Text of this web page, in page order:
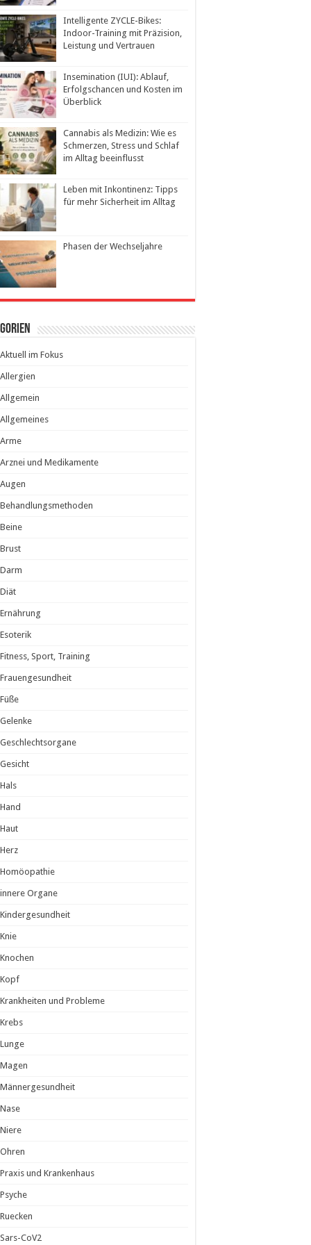
Intelligente ZYCLE-Bikes:
Indoor-Training mit Präzision,
Leistung und Vertrauen
Insemination (IUI): Ablauf,
Erfolgschancen und Kosten im
Überblick
Cannabis als Medizin: Wie es
Schmerzen, Stress und Schlaf
im Alltag beeinflusst
Leben mit Inkontinenz: Tipps
für mehr Sicherheit im Alltag
Phasen der Wechseljahre
Aktuell im Fokus
Allergien
Allgemein
Allgemeines
Arme
Arznei und Medikamente
Augen
Behandlungsmethoden
Beine
Brust
Darm
Diät
Ernährung
Esoterik
Fitness, Sport, Training
Frauengesundheit
Füße
Gelenke
Geschlechtsorgane
Gesicht
Hals
Hand
Haut
Herz
Homöopathie
innere Organe
Kindergesundheit
Knie
Knochen
Kopf
Krankheiten und Probleme
Krebs
Lunge
Magen
Männergesundheit
Nase
Niere
Ohren
Praxis und Krankenhaus
Psyche
Ruecken
Sars-CoV2